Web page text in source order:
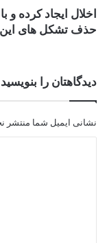
اخلال ایجاد کرده
حذف تشکل های این
دیدگاهتان را بنویسید
نشانی ایمیل شما منتشر